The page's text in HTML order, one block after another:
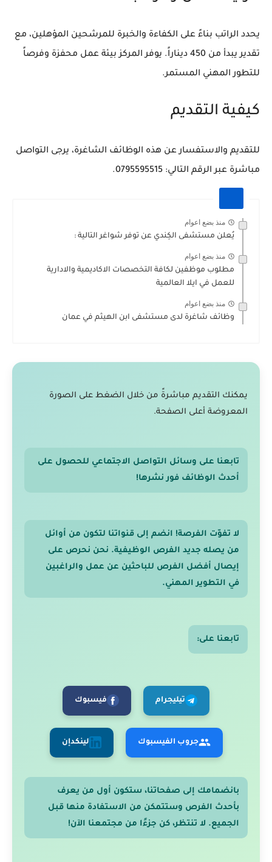
يحدد الراتب بناءً على الكفاءة والخبرة للمرشحين المؤهلين، مع
تقدير يبدأ من 450 ديناراً. يوفر المركز بيئة عمل محفزة وفرصاً
للتطور المهني المستمر.
كيفية التقديم
للتقديم والاستفسار عن هذه الوظائف الشاغرة، يرجى التواصل
مباشرة عبر الرقم التالي: 0795595515.
منذ بضع اعوام
يُعلن مستشفى الكِندي عن توفر شواغر التالية :
منذ بضع اعوام
مطلوب موظفين لكافة التخصصات الاكاديمية والادارية
للعمل في ايلا العالمية
منذ بضع اعوام
وظائف شاغرة لدى مستشفى ابن الهيثم في عمان
يمكنك التقديم مباشرةً من خلال الضغط على الصورة
المعروضة أعلى الصفحة.
تابعنا على وسائل التواصل الاجتماعي للحصول على
أحدث الوظائف فور نشرها!
لا تفوّت الفرصة! انضم إلى قنواتنا لتكون من أوائل
من يصله جديد الفرص الوظيفية. نحن نحرص على
إيصال أفضل الفرص للباحثين عن عمل والراغبين
في التطوير المهني.
تابعنا على:
تيليجرام فيسبوك
جروب الفيسبوك لينكدإن
بانضمامك إلى صفحاتنا، ستكون أول من يعرف
بأحدث الفرص وستتمكن من الاستفادة منها قبل
الجميع. لا تنتظر، كن جزءًا من مجتمعنا الآن!